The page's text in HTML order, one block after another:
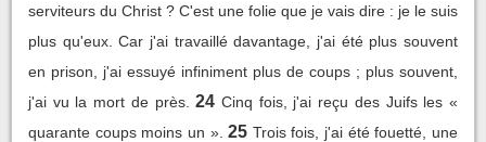
serviteurs du Christ ? C'est une folie que je vais dire : je le suis
plus qu'eux. Car j'ai travaillé davantage, j'ai été plus souvent
en prison, j'ai essuyé infiniment plus de coups ; plus souvent,
j'ai vu la mort de près. 24 Cinq fois, j'ai reçu des Juifs les «
quarante coups moins un ». 25 Trois fois, j'ai été fouetté, une